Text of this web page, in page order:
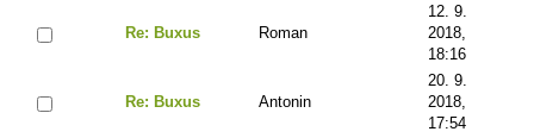
Re: Buxus Roman
12. 9.
2018,
18:16
Re: Buxus Antonin
20. 9.
2018,
17:54